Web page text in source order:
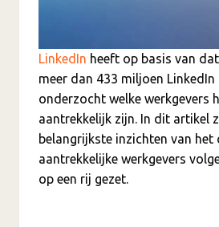
LinkedIn heeft op basis van
meer dan 433 miljoen
onderzocht welke werkgevers
aantrekkelijk zijn. In dit artikel
belangrijkste inzichten van het
aantrekkelijke werkgevers
op een rij gezet.